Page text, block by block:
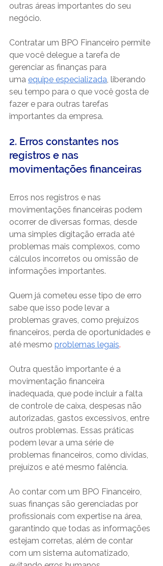
outras áreas importantes do seu
negócio.
Contratar um BPO Financeiro permite
que você delegue a tarefa de
gerenciar as finanças para
uma equipe especializada, liberando
seu tempo para o que você gosta de
fazer e para outras tarefas
importantes da empresa.
2. Erros constantes nos
registros e nas
movimentações financeiras
Erros nos registros e nas
movimentações financeiras podem
ocorrer de diversas formas, desde
uma simples digitação errada até
problemas mais complexos, como
cálculos incorretos ou omissão de
informações importantes.
Quem já cometeu esse tipo de erro
sabe que isso pode levar a
problemas graves, como prejuízos
financeiros, perda de oportunidades e
até mesmo problemas legais.
Outra questão importante é a
movimentação financeira
inadequada, que pode incluir a falta
de controle de caixa, despesas não
autorizadas, gastos excessivos, entre
outros problemas. Essas práticas
podem levar a uma série de
problemas financeiros, como dívidas,
prejuízos e até mesmo falência.
Ao contar com um BPO Financeiro,
suas finanças são gerenciadas por
profissionais com expertise na área,
garantindo que todas as informações
estejam corretas, além de contar
com um sistema automatizado,